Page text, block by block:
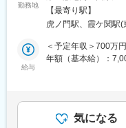
★困ったら先輩社員
＜専門資格を取得で
・入社後は、医薬品
売者資格を取得して
■働き方：
に、患者と薬局をつ
っています。
本ポジションでは、
に前へ進めるミド
親会社 メディカルシ
■事業概要
「すべての人が健康
勤務地
ート中心）住所：東
囲：会社の定める事
【最寄り駅】
虎ノ門駅、霞ケ関駅
給与
＜予定年収＞700万
年額（基本給）：
あります。月給(月
気になる